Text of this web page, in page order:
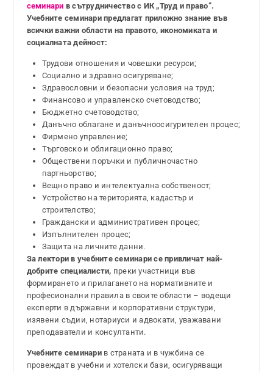
семинари в сътрудничество с ИК „Труд и право”.
Учебните семинари предлагат приложно знание във
всички важни области на правото, икономиката и
социалната дейност:
Трудови отношения и човешки ресурси;
Социално и здравно осигуряване;
Здравословни и безопасни условия на труд;
Финансово и управленско счетоводство;
Бюджетно счетоводство;
Данъчно облагане и данъчноосигурителен процес;
Фирмено управление;
Търговско и облигационно право;
Обществени поръчки и публичночастно
партньорство;
Вещно право и интелектуална собственост;
Устройство на територията, кадастър и
строителство;
Граждански и административен процес;
Изпълнителен процес;
Защита на личните данни.
За лектори в учебните семинари се привличат най-
добрите специалисти, преки участници във
формирането и прилагането на нормативните и
професионални правила в своите области – водещи
експерти в държавни и корпоративни структури,
изявени съдии, нотариуси и адвокати, уважавани
преподаватели и консултанти.
Учебните семинарив страната и в чужбина се
провеждат в учебни и хотелски бази, осигуряващи